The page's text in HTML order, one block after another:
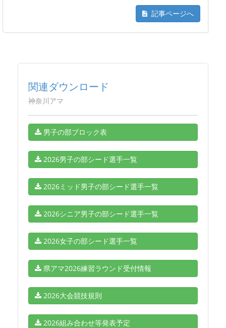
記事ページへ
関連ダウンロード
神奈川アマ
男子の部ブロック表
2026男子の部シード選手一覧
2026ミッド男子の部シード選手一覧
2026シニア男子の部シード選手一覧
2026女子の部シード選手一覧
県アマ2026練習ラウンド受付情報
2026大会競技規則
2026組み合わせ等発表予定